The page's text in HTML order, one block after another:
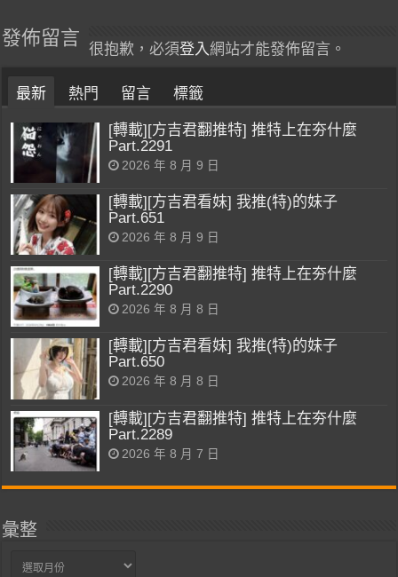
發佈留言
很抱歉，必須登入網站才能發佈留言。
最新 熱門 留言 標籤
[轉載][方吉君翻推特] 推特上在夯什麼
Part.2291
2026 年 8 月 9 日
[轉載][方吉君看妹] 我推(特)的妹子
Part.651
2026 年 8 月 9 日
[轉載][方吉君翻推特] 推特上在夯什麼
Part.2290
2026 年 8 月 8 日
[轉載][方吉君看妹] 我推(特)的妹子
Part.650
2026 年 8 月 8 日
[轉載][方吉君翻推特] 推特上在夯什麼
Part.2289
2026 年 8 月 7 日
彙整
彙